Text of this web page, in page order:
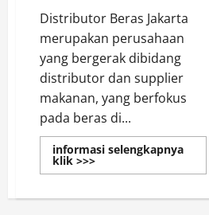
Distributor Beras Jakarta
merupakan perusahaan
yang bergerak dibidang
distributor dan supplier
makanan, yang berfokus
pada beras di...
informasi selengkapnya
klik >>>Read
more
&